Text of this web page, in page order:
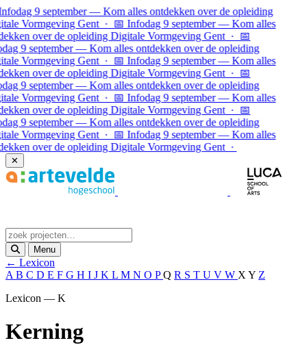
Ga naar inhoud
9 september — Kom alles ontdekken over de opleiding
Vormgeving Gent · 📅 Infodag 9 september — Kom alles
over de opleiding Digitale Vormgeving Gent · 📅
9 september — Kom alles ontdekken over de opleiding
Vormgeving Gent · 📅 Infodag 9 september — Kom alles
over de opleiding Digitale Vormgeving Gent · 📅
9 september — Kom alles ontdekken over de opleiding
Vormgeving Gent · 📅 Infodag 9 september — Kom alles
over de opleiding Digitale Vormgeving Gent · 📅
9 september — Kom alles ontdekken over de opleiding
Vormgeving Gent · 📅 Infodag 9 september — Kom alles
over de opleiding Digitale Vormgeving Gent ·
✕
Menu
← Lexicon
A B C D E F G H I J K L M N O PQ R S T U V W X Y Z
Lexicon — K
Kerning